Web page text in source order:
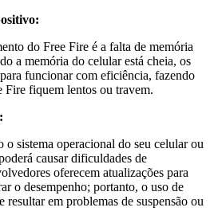
do Free Fire é a falta de memória
a memória do celular está cheia, os
funcionar com eficiência, fazendo
Fire fiquem lentos ou travem.
o sistema operacional do seu celular ou
causar dificuldades de
oferecem atualizações para
o desempenho; portanto, o uso de
resultar em problemas de suspensão ou